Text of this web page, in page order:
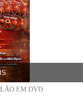
EM DVD